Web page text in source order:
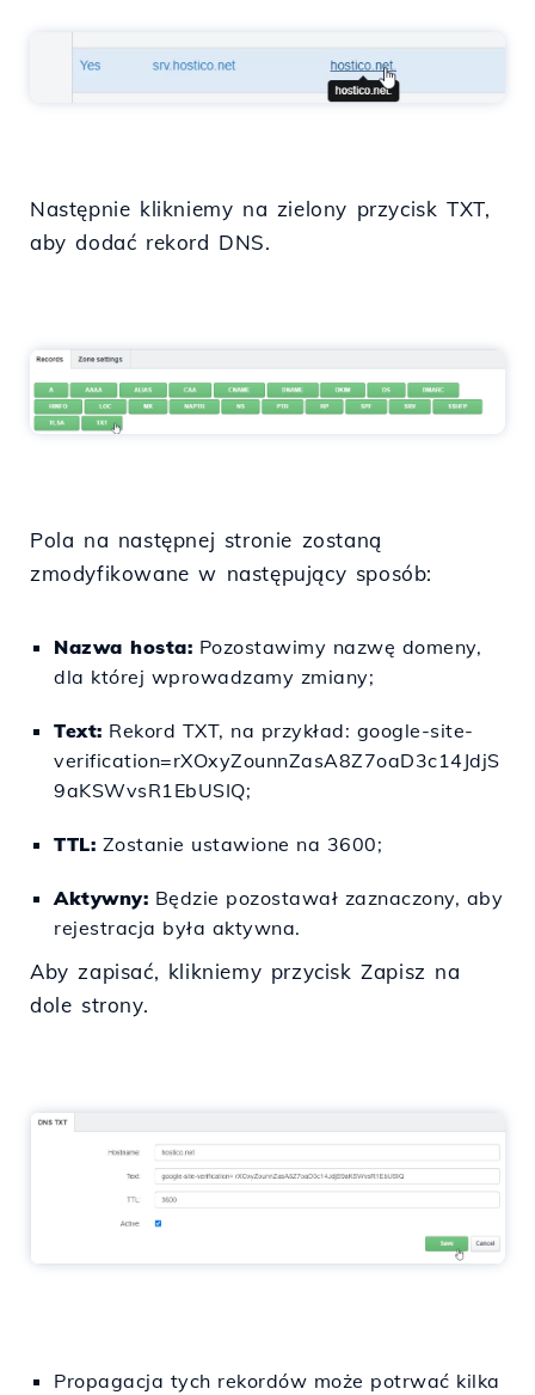
Następnie klikniemy na zielony przycisk TXT,
aby dodać rekord DNS.
Pola na następnej stronie zostaną
zmodyfikowane w następujący sposób:
Nazwa hosta: Pozostawimy nazwę domeny,
dla której wprowadzamy zmiany;
Text: Rekord TXT, na przykład: google-site-
verification=rXOxyZounnZasA8Z7oaD3c14JdjS
9aKSWvsR1EbUSIQ;
TTL: Zostanie ustawione na 3600;
Aktywny: Będzie pozostawał zaznaczony, aby
rejestracja była aktywna.
Aby zapisać, klikniemy przycisk Zapisz na
dole strony.
Propagacja tych rekordów może potrwać kilka